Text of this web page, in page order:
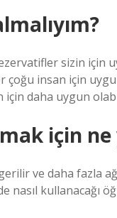
sizin için
çoğu insan için
için daha uygun
için ne
ve daha fazla
nasıl kullanacağı